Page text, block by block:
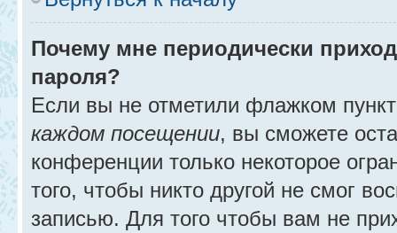
Почему мне периодически
пароля?
Если вы не отметили флажком
каждом посещении, вы сможете
конференции только некоторое
того, чтобы никто другой не смог
записью. Для того чтобы вам не